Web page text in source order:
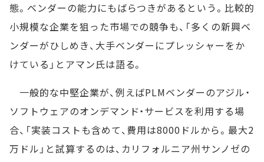
態。ベンダーの能力にもばらつきがあるという。比較的
小規模な企業を狙った市場での競争も、「多くの新興ベ
ンダーがひしめき、大手ベンダーにプレッシャーをか
けている」とアマン氏は語る。
一般的な中堅企業が、例えばPLMベンダーのアジル・
ソフトウェアのオンデマンド・サービスを利用する場
合、「実装コストも含めて、費用は8000ドルから。最大2
万ドル」と試算するのは、カリフォルニア州サンノゼの